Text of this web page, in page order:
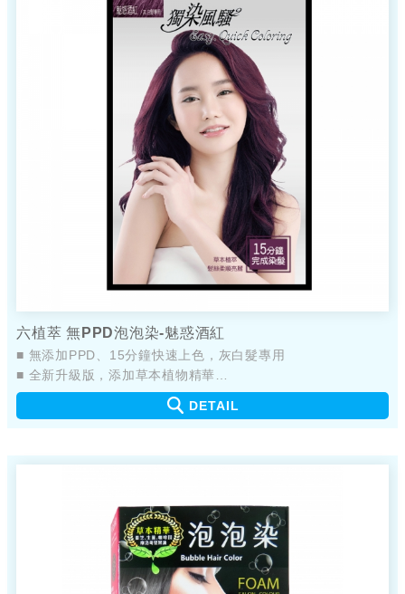
六植萃 無PPD泡泡染-魅惑酒紅
■ 無添加PPD、15分鐘快速上色，灰白髮專用
■ 全新升級版，添加草本植物精華
■ 簡單、輕鬆、護染好EASY
■ 產品不易嗆鼻、不易刺眼
DETAIL